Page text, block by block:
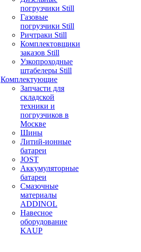
погрузчики Still
Газовые
погрузчики Still
Ричтраки Still
Комплектовщики
заказов Still
Узкопроходные
штабелеры Still
Комплектующие
Запчасти для
складской
техники и
погрузчиков в
Москве
Шины
Литий-ионные
батареи
JOST
Аккумуляторные
батареи
Смазочные
материалы
ADDINOL
Навесное
оборудование
KAUP